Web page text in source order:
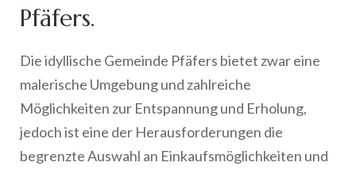
Pfäfers.
Die idyllische Gemeinde Pfäfers bietet zwar eine
malerische Umgebung und zahlreiche
Möglichkeiten zur Entspannung und Erholung,
jedoch ist eine der Herausforderungen die
begrenzte Auswahl an Einkaufsmöglichkeiten und